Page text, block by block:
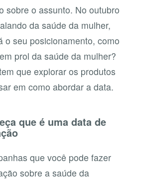
sobre o assunto. No outubro
da saúde da mulher,
o seu posicionamento, como
prol da saúde da mulher?
que explorar os produtos
em como abordar a data.
que é uma data de
que você pode fazer
sobre a saúde da